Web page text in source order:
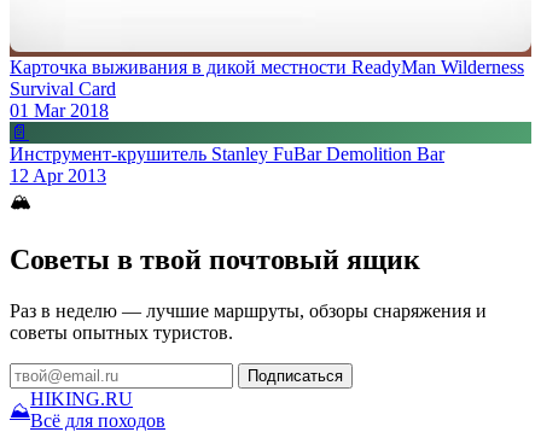
Карточка выживания в дикой местности ReadyMan Wilderness
Survival Card
01 Mar 2018
📄
Инструмент-крушитель Stanley FuBar Demolition Bar
12 Apr 2013
🏔
Советы в твой почтовый ящик
Раз в неделю — лучшие маршруты, обзоры снаряжения и
советы опытных туристов.
Подписаться
⛰
HIKING.RU
Всё для походов